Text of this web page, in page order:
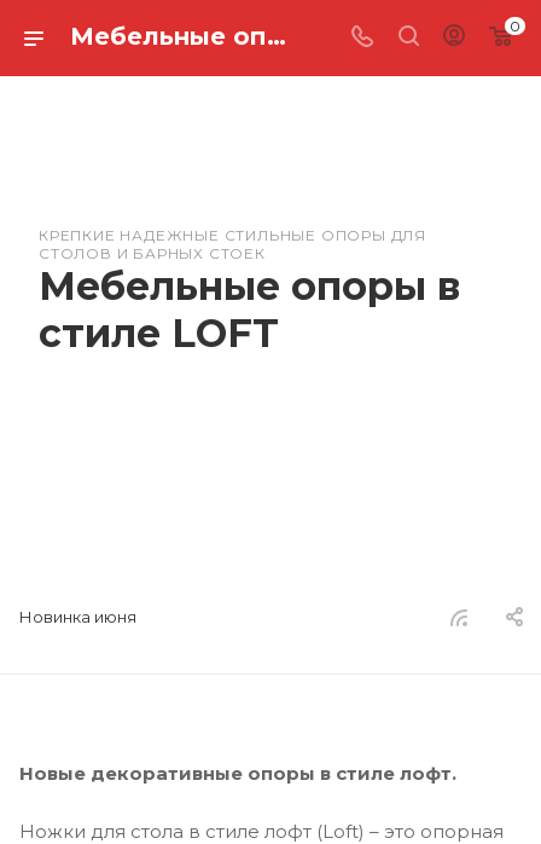
Мебельные опоры в стиле LOFT 0
КРЕПКИЕ НАДЕЖНЫЕ СТИЛЬНЫЕ ОПОРЫ ДЛЯ
СТОЛОВ И БАРНЫХ СТОЕК
Мебельные опоры в
стиле LOFT
Новинка июня
Новые декоративные опоры в стиле лофт.
Ножки для стола в стиле лофт (Loft) – это опорная